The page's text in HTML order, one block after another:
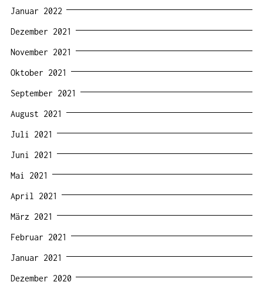
Januar 2022
Dezember 2021
November 2021
Oktober 2021
September 2021
August 2021
Juli 2021
Juni 2021
Mai 2021
April 2021
März 2021
Februar 2021
Januar 2021
Dezember 2020